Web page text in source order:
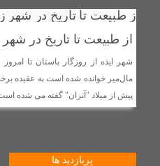
تنگه هرمز یک امتیاز راهبردی برای
روابط سرد نماینده و فرماندار
جباری، اختلافات را آشکار کرد +
از طبیعت تا تاریخ در شهر
شهر ایذه از روزگار باستان تا امروز
مال‌میر خوانده شده است به عقیده
پیش از میلاد "آنزان" گفته می شده
پربازدید ها